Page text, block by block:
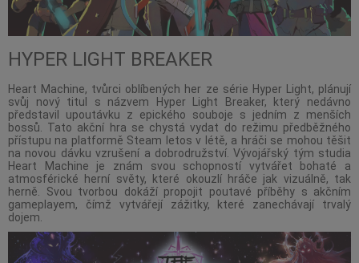
HYPER LIGHT BREAKER
Heart Machine, tvůrci oblíbených her ze série Hyper Light, plánují
svůj nový titul s názvem Hyper Light Breaker, který nedávno
představil upoutávku z epického souboje s jedním z menších
bossů. Tato akční hra se chystá vydat do režimu předběžného
přístupu na platformě Steam letos v létě, a hráči se mohou těšit
na novou dávku vzrušení a dobrodružství. Vývojářský tým studia
Heart Machine je znám svou schopností vytvářet bohaté a
atmosférické herní světy, které okouzlí hráče jak vizuálně, tak
herně. Svou tvorbou dokáží propojit poutavé příběhy s akčním
gameplayem, čímž vytvářejí zážitky, které zanechávají trvalý
dojem.